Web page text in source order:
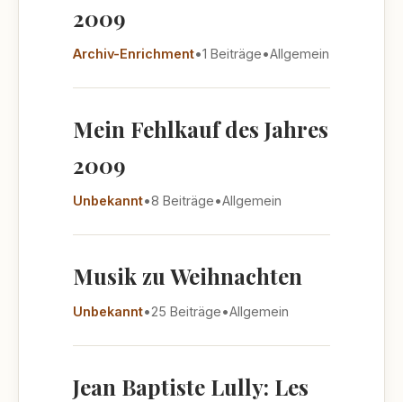
2009
Archiv-Enrichment•1 Beiträge•Allgemein
Mein Fehlkauf des Jahres
2009
Unbekannt•8 Beiträge•Allgemein
Musik zu Weihnachten
Unbekannt•25 Beiträge•Allgemein
Jean Baptiste Lully: Les